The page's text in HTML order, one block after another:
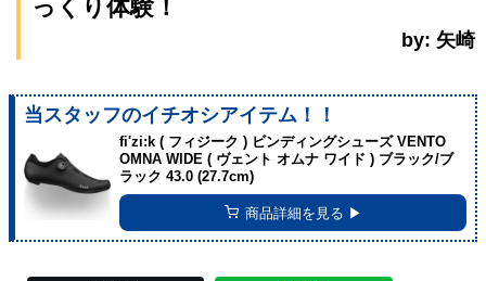
っくり体験！
by: 矢崎
当スタッフのイチオシアイテム！！
fi'zi:k ( フィジーク ) ビンディングシューズ VENTO
OMNA WIDE ( ヴェント オムナ ワイド ) ブラック/ブ
ラック 43.0 (27.7cm)
商品詳細を見る ▶︎